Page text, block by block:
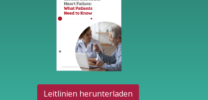
Leitlinien herunterladen